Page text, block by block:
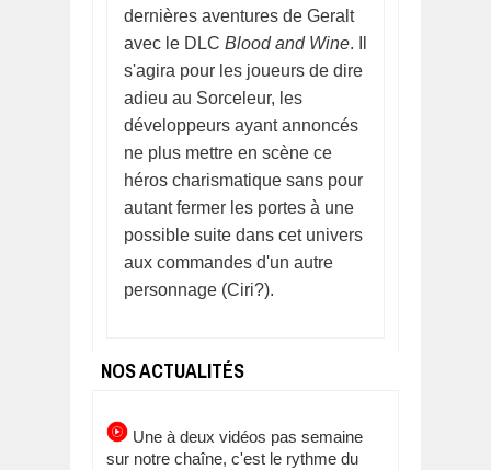
dernières aventures de Geralt
avec le DLC Blood and Wine. Il
s'agira pour les joueurs de dire
adieu au Sorceleur, les
développeurs ayant annoncés
ne plus mettre en scène ce
héros charismatique sans pour
autant fermer les portes à une
possible suite dans cet univers
aux commandes d'un autre
personnage (Ciri?).
NOS ACTUALITÉS
Une à deux vidéos pas semaine
sur notre chaîne, c'est le rythme du